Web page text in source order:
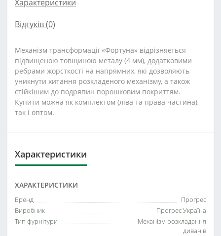
Характеристики
Відгуків (0)
Механізм трансформації «Фортуна» відрізняється
підвищеною товщиною металу (4 мм), додатковими
ребрами жорсткості на напрямних, які дозволяють
уникнути хитання розкладеного механізму, а також
стійкішим до подряпин порошковим покриттям.
Купити можна як комплектом (ліва та права частина),
так і оптом.
Характеристики
ХАРАКТЕРИСТИКИ
Бренд
Прогрес
Виробник
Прогрес Україна
Тип фурнітури
Механізм розкладання
диванів